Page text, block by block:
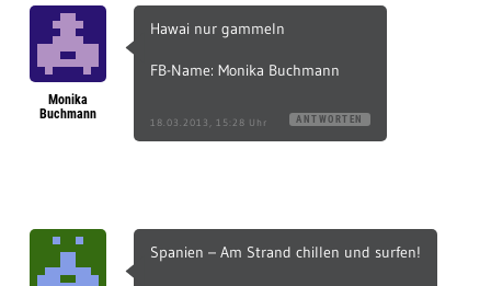
Monika
Buchmann
Hawai nur gammeln
FB-Name: Monika Buchmann
18.03.2013, 15:28 Uhr ANTWORTEN
Spanien – Am Strand chillen und surfen!